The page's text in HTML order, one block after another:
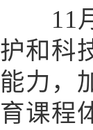
11月8
护和科
能力，
育课程